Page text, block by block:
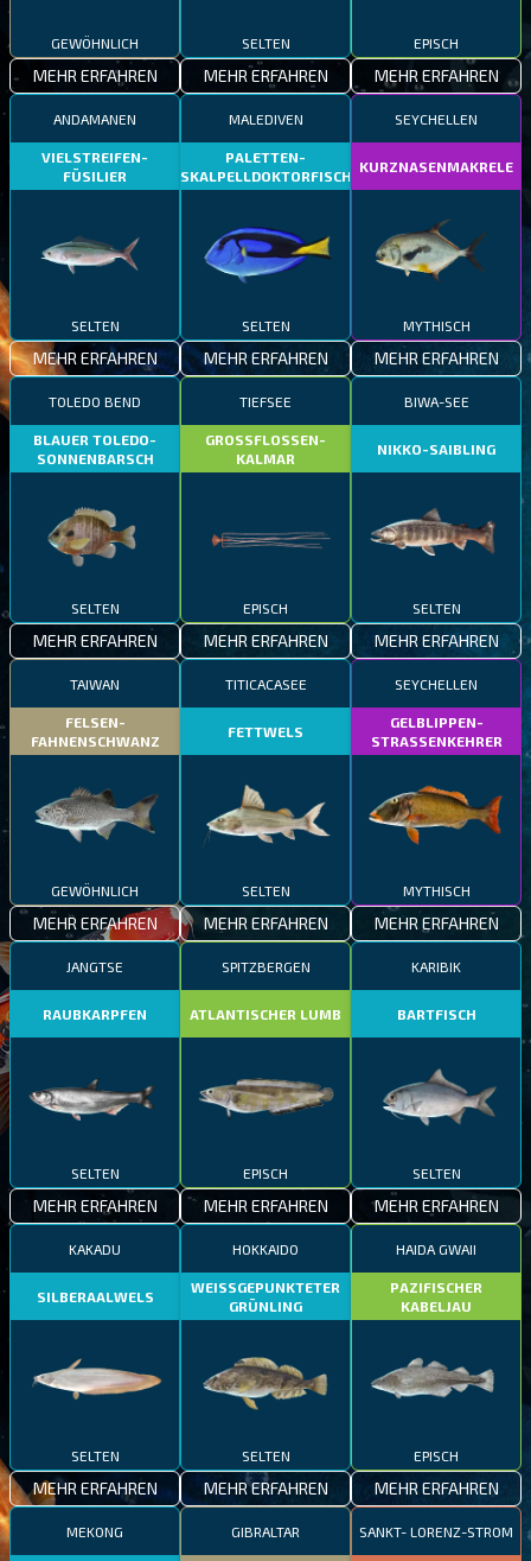
GEWÖHNLICH
MEHR ERFAHREN
SELTEN
MEHR ERFAHREN
EPISCH
MEHR ERFAHREN
ANDAMANEN
VIELSTREIFEN-
FÜSILIER
SELTEN
MEHR ERFAHREN
MALEDIVEN
PALETTEN-
SKALPELLDOKTORFISCH
SELTEN
MEHR ERFAHREN
SEYCHELLEN
KURZNASENMAKRELE
MYTHISCH
MEHR ERFAHREN
TOLEDO BEND
BLAUER TOLEDO-
SONNENBARSCH
SELTEN
MEHR ERFAHREN
TIEFSEE
GROSSFLOSSEN-
KALMAR
EPISCH
MEHR ERFAHREN
BIWA-SEE
NIKKO-SAIBLING
SELTEN
MEHR ERFAHREN
TAIWAN
FELSEN-
FAHNENSCHWANZ
GEWÖHNLICH
MEHR ERFAHREN
TITICACASEE
FETTWELS
SELTEN
MEHR ERFAHREN
SEYCHELLEN
GELBLIPPEN-
STRASSENKEHRER
MYTHISCH
MEHR ERFAHREN
JANGTSE
RAUBKARPFEN
SELTEN
MEHR ERFAHREN
SPITZBERGEN
ATLANTISCHER LUMB
EPISCH
MEHR ERFAHREN
KARIBIK
BARTFISCH
SELTEN
MEHR ERFAHREN
KAKADU
SILBERAALWELS
SELTEN
MEHR ERFAHREN
HOKKAIDO
WEISSGEPUNKTETER
GRÜNLING
SELTEN
MEHR ERFAHREN
HAIDA GWAII
PAZIFISCHER
KABELJAU
EPISCH
MEHR ERFAHREN
MEKONG GIBRALTAR SANKT- LORENZ-STROM